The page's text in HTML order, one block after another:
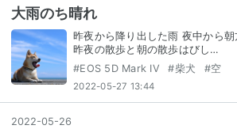
大雨のち晴れ
昨夜から降り出した雨 夜中から
昨夜の散歩と朝の散歩はびし…
#EOS 5D Mark IV #柴犬 #空
2022-05-27 13:44
2022-05-26